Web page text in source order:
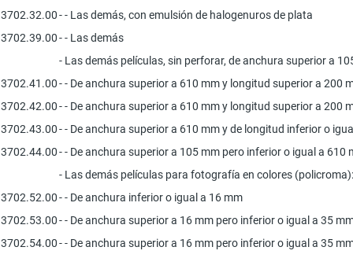
3702.32.00- - Las demás, con emulsión de halogenuros de plata
3702.39.00- - Las demás
- Las demás películas, sin perforar, de anchura superior a
3702.41.00- - De anchura superior a 610 mm y longitud superior a 200
3702.42.00- - De anchura superior a 610 mm y longitud superior a 200
3702.43.00- - De anchura superior a 610 mm y de longitud inferior o
3702.44.00- - De anchura superior a 105 mm pero inferior o igual a 610
- Las demás películas para fotografía en colores (policroma):
3702.52.00- - De anchura inferior o igual a 16 mm
3702.53.00- - De anchura superior a 16 mm pero inferior o igual a 35
3702.54.00- - De anchura superior a 16 mm pero inferior o igual a 35